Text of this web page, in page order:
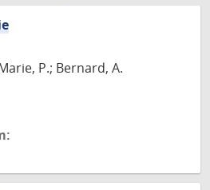
P.; Bernard, A.